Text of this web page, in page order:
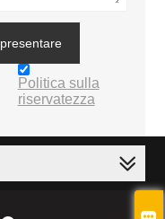
presentare
Politica sulla
riservatezza